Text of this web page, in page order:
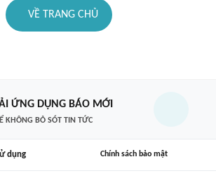
VỀ TRANG CHỦ
ỨNG DỤNG BÁO MỚI
KHÔNG BỎ SÓT TIN TỨC
dụng Chính sách bảo mật